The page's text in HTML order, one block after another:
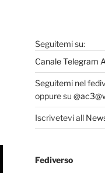
Seguitemi su:
Canale Telegram
Seguitemi nel
oppure su
Iscrivetevi all
Fediverso